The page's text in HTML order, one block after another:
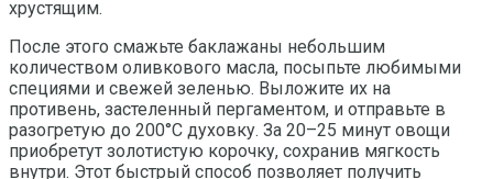
хрустящим.
После этого смажьте баклажаны небольшим
количеством оливкового масла, посыпьте любимыми
специями и свежей зеленью. Выложите их на
противень, застеленный пергаментом, и отправьте в
разогретую до 200°C духовку. За 20–25 минут овощи
приобретут золотистую корочку, сохранив мягкость
внутри. Этот быстрый способ позволяет получить